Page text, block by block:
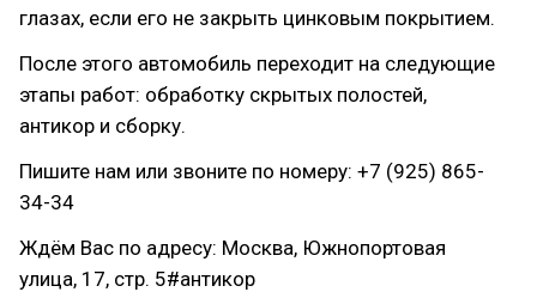
глазах, если его не закрыть цинковым покрытием.
После этого автомобиль переходит на следующие
этапы работ: обработку скрытых полостей,
антикор и сборку.
Пишите нам или звоните по номеру: +7 (925) 865-
34-34
Ждём Вас по адресу: Москва, Южнопортовая
улица, 17, стр. 5#антикор